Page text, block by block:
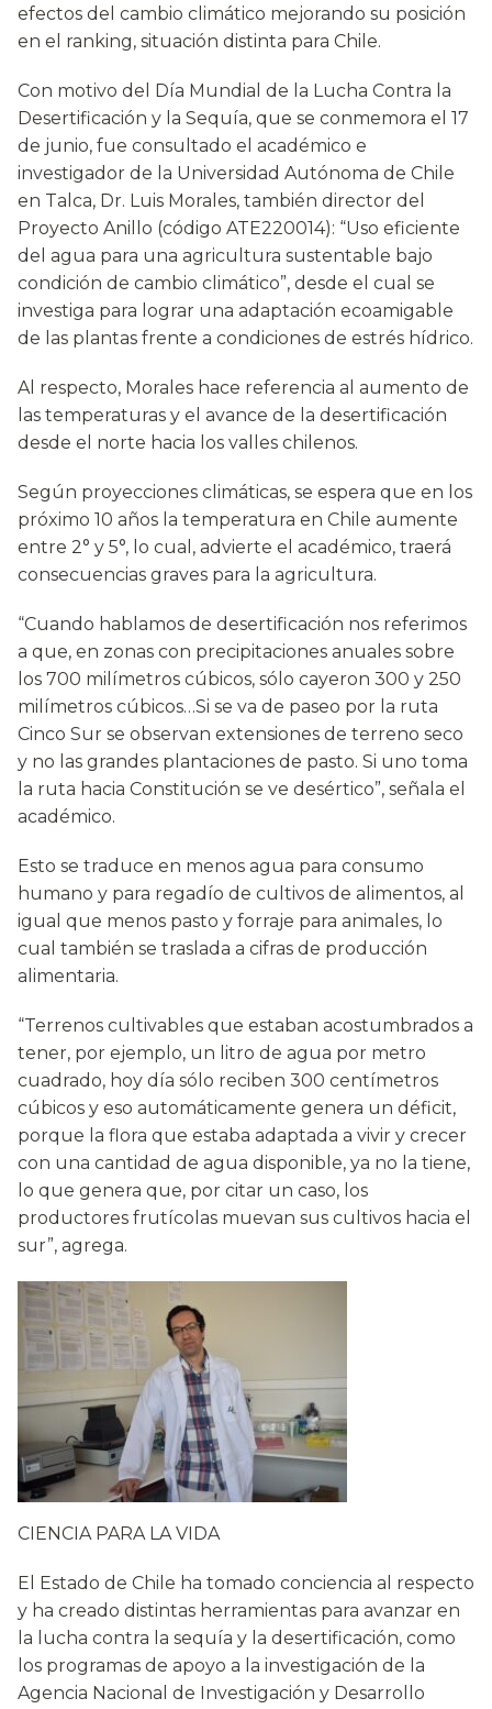
efectos del cambio climático mejorando su posición
en el ranking, situación distinta para Chile.
Con motivo del Día Mundial de la Lucha Contra la
Desertificación y la Sequía, que se conmemora el 17
de junio, fue consultado el académico e
investigador de la Universidad Autónoma de Chile
en Talca, Dr. Luis Morales, también director del
Proyecto Anillo (código ATE220014): “Uso eficiente
del agua para una agricultura sustentable bajo
condición de cambio climático”, desde el cual se
investiga para lograr una adaptación ecoamigable
de las plantas frente a condiciones de estrés hídrico.
Al respecto, Morales hace referencia al aumento de
las temperaturas y el avance de la desertificación
desde el norte hacia los valles chilenos.
Según proyecciones climáticas, se espera que en los
próximo 10 años la temperatura en Chile aumente
entre 2° y 5°, lo cual, advierte el académico, traerá
consecuencias graves para la agricultura.
“Cuando hablamos de desertificación nos referimos
a que, en zonas con precipitaciones anuales sobre
los 700 milímetros cúbicos, sólo cayeron 300 y 250
milímetros cúbicos…Si se va de paseo por la ruta
Cinco Sur se observan extensiones de terreno seco
y no las grandes plantaciones de pasto. Si uno toma
la ruta hacia Constitución se ve desértico”, señala el
académico.
Esto se traduce en menos agua para consumo
humano y para regadío de cultivos de alimentos, al
igual que menos pasto y forraje para animales, lo
cual también se traslada a cifras de producción
alimentaria.
“Terrenos cultivables que estaban acostumbrados a
tener, por ejemplo, un litro de agua por metro
cuadrado, hoy día sólo reciben 300 centímetros
cúbicos y eso automáticamente genera un déficit,
porque la flora que estaba adaptada a vivir y crecer
con una cantidad de agua disponible, ya no la tiene,
lo que genera que, por citar un caso, los
productores frutícolas muevan sus cultivos hacia el
sur”, agrega.
CIENCIA PARA LA VIDA
El Estado de Chile ha tomado conciencia al respecto
y ha creado distintas herramientas para avanzar en
la lucha contra la sequía y la desertificación, como
los programas de apoyo a la investigación de la
Agencia Nacional de Investigación y Desarrollo